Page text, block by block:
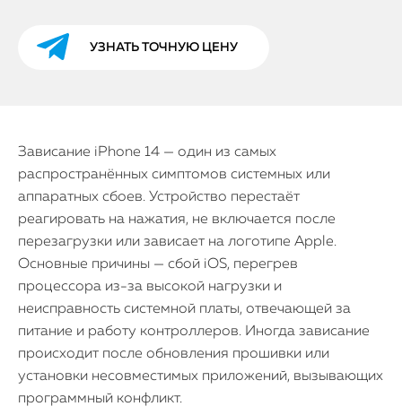
УЗНАТЬ ТОЧНУЮ ЦЕНУ
Зависание iPhone 14 — один из самых
распространённых симптомов системных или
аппаратных сбоев. Устройство перестаёт
реагировать на нажатия, не включается после
перезагрузки или зависает на логотипе Apple.
Основные причины — сбой iOS, перегрев
процессора из-за высокой нагрузки и
неисправность системной платы, отвечающей за
питание и работу контроллеров. Иногда зависание
происходит после обновления прошивки или
установки несовместимых приложений, вызывающих
программный конфликт.